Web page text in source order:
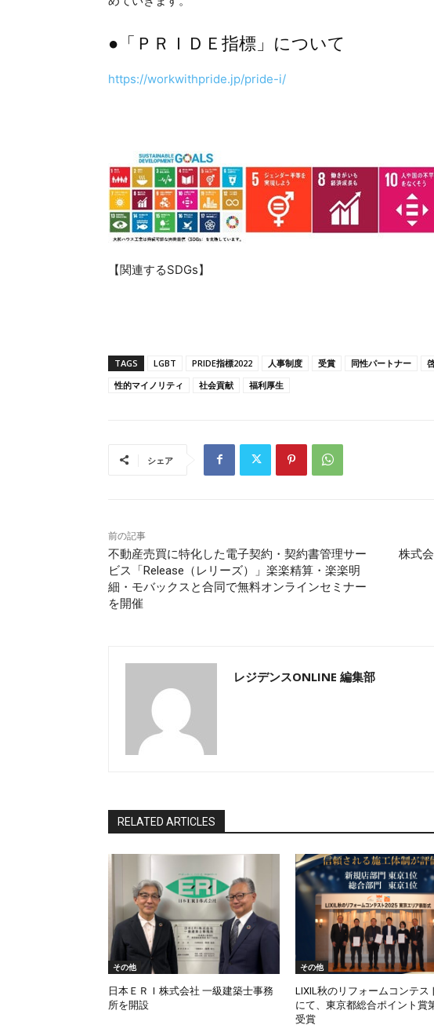
●「ＰＲＩＤＥ指標」について
https://workwithpride.jp/pride-i/
【関連するSDGs】
TAGS LGBT PRIDE指標2022 人事制度 受賞 同性パートナー
性的マイノリティ
社会貢献 福利厚生
シェア
前の記事
不動産売買に特化した電子契約・契約書管理サー
ビス「Release（レリーズ）」楽楽精算・楽楽明
細・モバックスと合同で無料オンラインセミナー
を開催
株式
レジデンスONLINE 編集部
RELATED ARTICLES
その他
日本ＥＲＩ株式会社 一級建築士事務
所を開設
その他
LIXIL秋のリフォームコンテス
にて、東京都総合ポイント賞
受賞